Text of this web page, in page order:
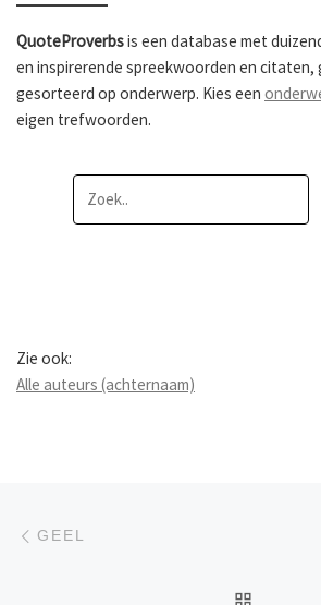
QuoteProverbsis een database met
en inspirerende spreekwoorden en citaten,
gesorteerd op onderwerp. Kies een
eigen trefwoorden.
Zie ook:
Alle auteurs (achternaam)
Berichtnavigatie
GEEL